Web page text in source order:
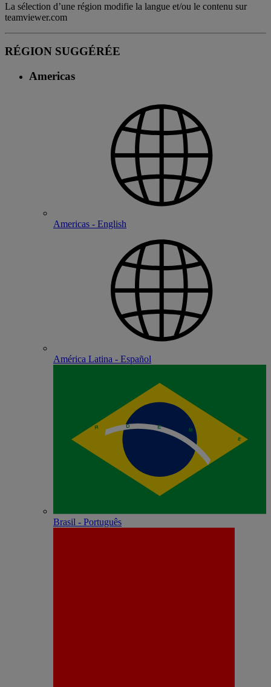
La sélection d’une région modifie la langue et/ou le contenu sur
teamviewer.com
RÉGION SUGGÉRÉE
Americas
Americas - English
América Latina - Español
Brasil - Português